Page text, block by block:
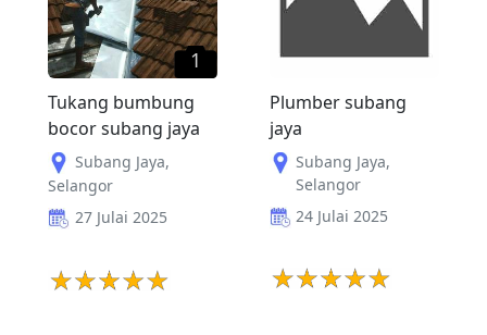
1
Tukang bumbung
bocor subang jaya
Subang Jaya,
Selangor
27 Julai 2025
Plumber subang
jaya
Subang Jaya,
Selangor
24 Julai 2025